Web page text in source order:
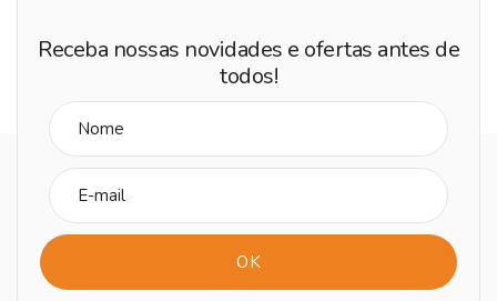
Receba nossas novidades e ofertas antes de
todos!